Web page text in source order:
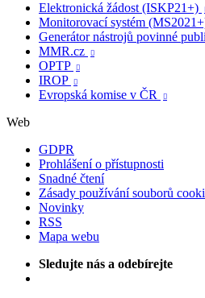
Elektronická žádost (ISKP21+)
Monitorovací systém
Generátor nástrojů povinné
MMR.cz 
OPTP 
IROP 
Evropská komise v ČR 
Web
GDPR
Prohlášení o přístupnosti
Snadné čtení
Zásady používání souborů
Novinky
RSS
Mapa webu
Sledujte nás a odebírejte